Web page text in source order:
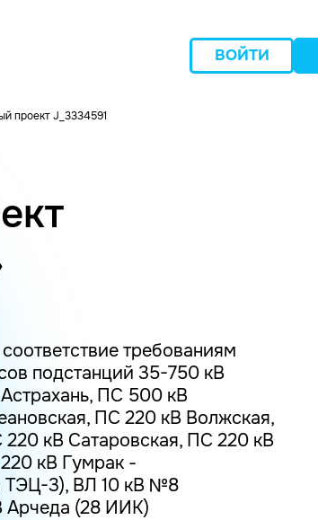
ВОЙТИ
проект J_3334591
требованиям
подстанций 35-750 кВ
ПС 500 кВ
ПС 220 кВ Волжская,
кВ Сатаровская, ПС 220 кВ
кВ Гумрак -
ТЭЦ-3), ВЛ 10 кВ №8
Арчеда (28 ИИК)